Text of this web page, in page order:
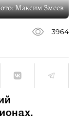
Максим Змеев
3964